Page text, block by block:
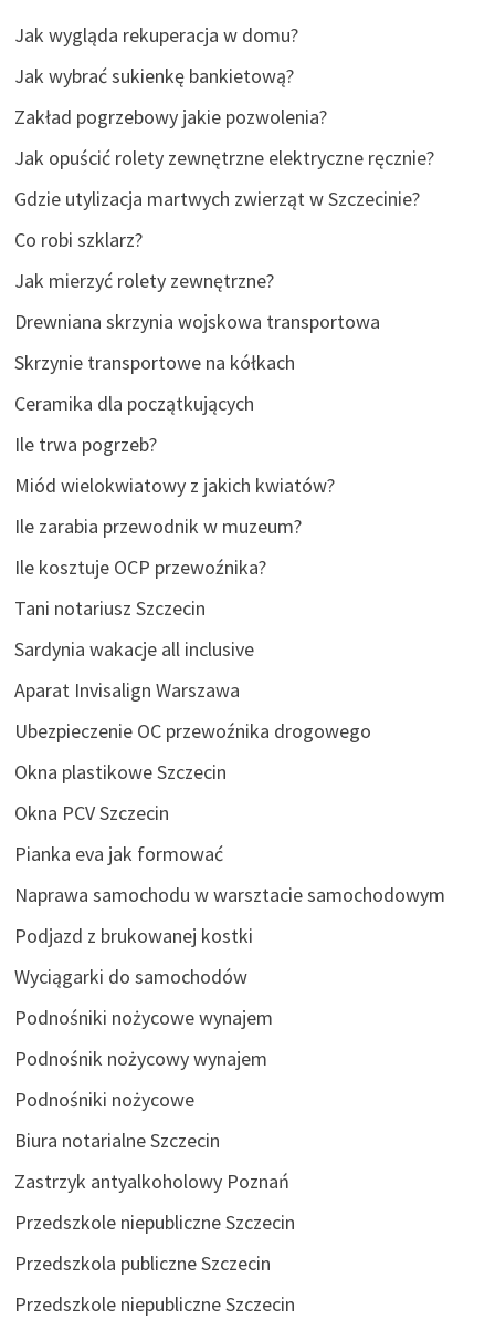
Jak wygląda rekuperacja w domu?
Jak wybrać sukienkę bankietową?
Zakład pogrzebowy jakie pozwolenia?
Jak opuścić rolety zewnętrzne elektryczne ręcznie?
Gdzie utylizacja martwych zwierząt w Szczecinie?
Co robi szklarz?
Jak mierzyć rolety zewnętrzne?
Drewniana skrzynia wojskowa transportowa
Skrzynie transportowe na kółkach
Ceramika dla początkujących
Ile trwa pogrzeb?
Miód wielokwiatowy z jakich kwiatów?
Ile zarabia przewodnik w muzeum?
Ile kosztuje OCP przewoźnika?
Tani notariusz Szczecin
Sardynia wakacje all inclusive
Aparat Invisalign Warszawa
Ubezpieczenie OC przewoźnika drogowego
Okna plastikowe Szczecin
Okna PCV Szczecin
Pianka eva jak formować
Naprawa samochodu w warsztacie samochodowym
Podjazd z brukowanej kostki
Wyciągarki do samochodów
Podnośniki nożycowe wynajem
Podnośnik nożycowy wynajem
Podnośniki nożycowe
Biura notarialne Szczecin
Zastrzyk antyalkoholowy Poznań
Przedszkole niepubliczne Szczecin
Przedszkola publiczne Szczecin
Przedszkole niepubliczne Szczecin